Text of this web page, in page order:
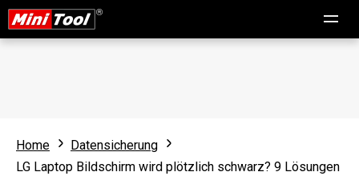
Home
Datensicherung
LG Laptop Bildschirm wird plötzlich schwarz? 9 Lösungen